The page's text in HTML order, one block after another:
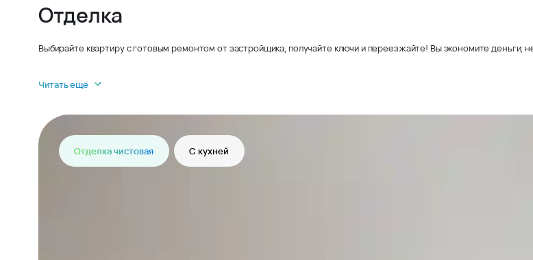
Отделка
Выбирайте квартиру с готовым ремонтом от застройщика, получайте ключи и переезжайте! Вы экономите деньги,
Читать еще
Отделка чистовая С кухней